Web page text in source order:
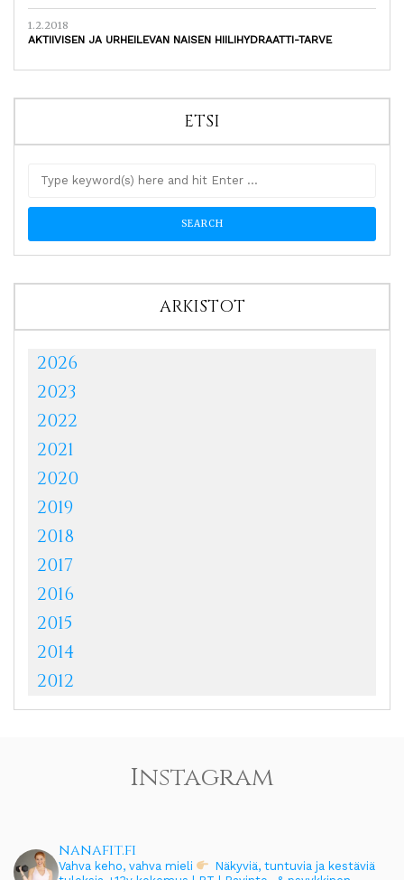
1.2.2018
AKTIIVISEN JA URHEILEVAN NAISEN HIILIHYDRAATTI-TARVE
ETSI
ARKISTOT
2026
2023
2022
2021
2020
2019
2018
2017
2016
2015
2014
2012
Instagram
nanafit.fi
Vahva keho, vahva mieli
Näkyviä, tuntuvia ja kestäviä